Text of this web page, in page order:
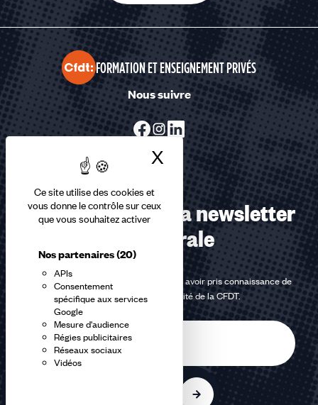
Ce site utilise des cookies et
vous donne le contrôle sur ceux
que vous souhaitez activer
Nos partenaires(20)
APIs
Consentement
spécifique aux services
Google
Mesure d'audience
Régies publicitaires
Réseaux sociaux
Vidéos
X Masquer le
FORMATION ET ENSEIGNEMENT PRIVÉS
Nous suivre
Abonnez-vous à la newsletter
confédérale
En m'inscrivant à la newsletter, j'affirme avoir pris connaissance de
lapolitique de confidentialité de la CFDT.